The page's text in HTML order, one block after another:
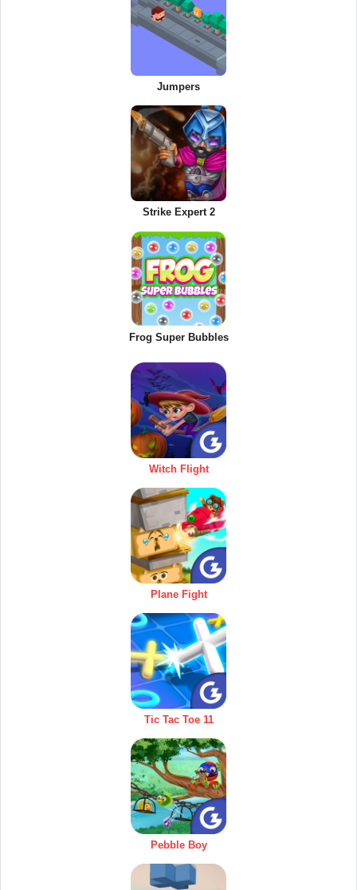
Jumpers
Strike Expert 2
Frog Super Bubbles
Witch Flight
Plane Fight
Tic Tac Toe 11
Pebble Boy